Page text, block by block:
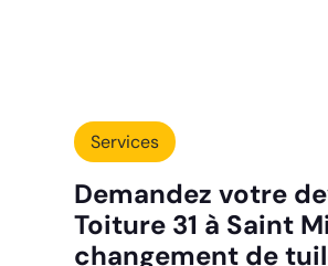
Services
Demandez votre
Toiture 31 à Saint
changement de